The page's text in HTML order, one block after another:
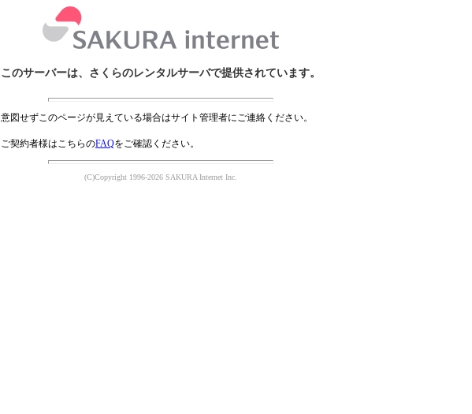
このサーバーは、さくらのレンタルサーバで提供されています。
意図せずこのページが見えている場合はサイト管理者にご連絡ください。
ご契約者様はこちらのFAQをご確認ください。
(C)Copyright 1996-2026 SAKURA Internet Inc.